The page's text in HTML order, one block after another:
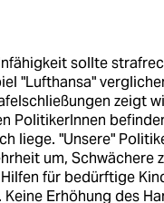
sollte
"Lufthansa"
zeigt
PolitikerInnen
liege. "Unsere"
um, Schwächere
für bedürftige
Erhöhung des